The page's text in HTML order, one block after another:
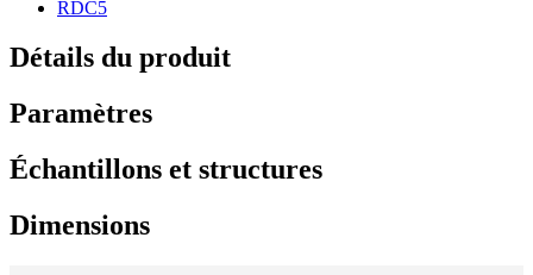
Détails du produit
Paramètres
Échantillons et structures
Dimensions